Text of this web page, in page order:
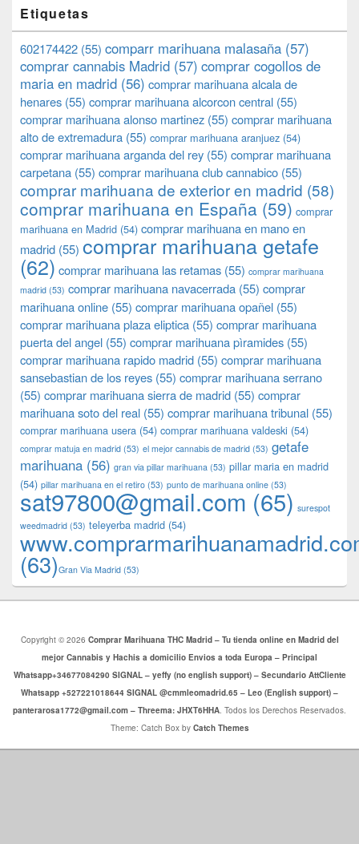
Etiquetas
602174422 (55) comparr marihuana malasaña (57)
comprar cannabis Madrid (57) comprar cogollos de
maria en madrid (56) comprar marihuana alcala de
henares (55) comprar marihuana alcorcon central (55)
comprar marihuana alonso martinez (55) comprar marihuana
alto de extremadura (55) comprar marihuana aranjuez (54)
comprar marihuana arganda del rey (55) comprar marihuana
carpetana (55) comprar marihuana club cannabico (55)
comprar marihuana de exterior en madrid (58)
comprar marihuana en España (59) comprar
marihuana en Madrid (54) comprar marihuana en mano en
madrid (55) comprar marihuana getafe
(62) comprar marihuana las retamas (55) comprar marihuana
madrid (53) comprar marihuana navacerrada (55) comprar
marihuana online (55) comprar marihuana opañel (55)
comprar marihuana plaza eliptica (55) comprar marihuana
puerta del angel (55) comprar marihuana pìramides (55)
comprar marihuana rapido madrid (55) comprar marihuana
sansebastian de los reyes (55) comprar marihuana serrano
(55) comprar marihuana sierra de madrid (55) comprar
marihuana soto del real (55) comprar marihuana tribunal (55)
comprar marihuana usera (54) comprar marihuana valdeski (54)
comprar matuja en madrid (53) el mejor cannabis de madrid (53) getafe
marihuana (56) gran via pillar marihuana (53) pillar maria en madrid
(54) pillar marihuana en el retiro (53) punto de marihuana online (53)
sat97800@gmail.com (65) surespot
weedmadrid (53) teleyerba madrid (54)
(63)​​Gran Via Madrid (53)
Copyright © 2026 Comprar Marihuana THC Madrid – Tu tienda online en Madrid del
mejor Cannabis y Hachis a domicilio Envios a toda Europa – Principal
Whatsapp+34677084290 SIGNAL – yeffy (no english support) – Secundario AttCliente
Whatsapp +527221018644 SIGNAL @cmmleomadrid.65 – Leo (English support) –
panterarosa1772@gmail.com – Threema: JHXT6HHA. Todos los Derechos Reservados.
Theme: Catch Box by Catch Themes